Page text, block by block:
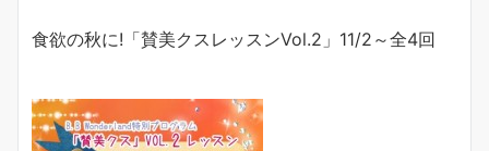
食欲の秋に! 「賛美クスレッスンVol.2 」 11/2 ～全4回